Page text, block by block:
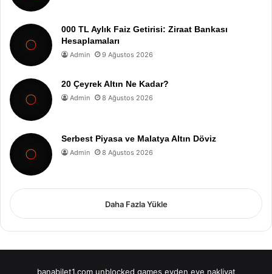
000 TL Aylık Faiz Getirisi: Ziraat Bankası
Hesaplamaları
Admin 9 Ağustos 2026
20 Çeyrek Altın Ne Kadar?
Admin 8 Ağustos 2026
Serbest Piyasa ve Malatya Altın Döviz
Admin 8 Ağustos 2026
Daha Fazla Yükle
banabilet1.com unblocked games evden eve nakliyat